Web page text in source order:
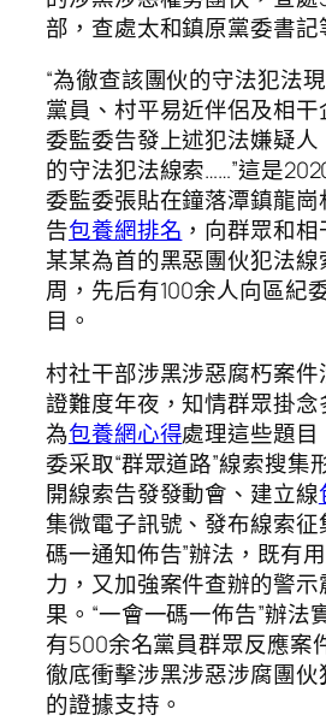
部，查處太和鎮原黨委書記
“為徹查該團伙的守法犯法
黨員、村平易近伴侶及相
委監委告發上述犯法嫌疑
的守法犯法線索……”這是
委監委張貼在鐘落潭鎮龍
告包養網排名 ，向群眾和
某某為首的黑惡團伙犯法
周，先后有100余人向區紀
目。
村社干部涉黑涉惡腐朽案
證難度年夜，知情群眾掛念
為包養網心得處理這些題
委采取“群眾道路”線索搜集
開線索告發發動會、建立線
集微電子訊號、發布線索征
碼一通知佈告”辦法，既有
力，又加強案件查辦的警
果。“一會一碼一佈告”辦法
有500余名黨員群眾反應案
徹底衝擊涉黑涉惡涉腐團
的證據支持。